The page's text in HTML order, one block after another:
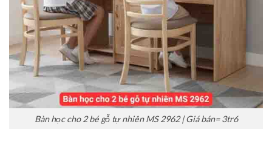
Bàn học cho 2 bé gỗ tự nhiên MS 2962 | Giá bán= 3tr6